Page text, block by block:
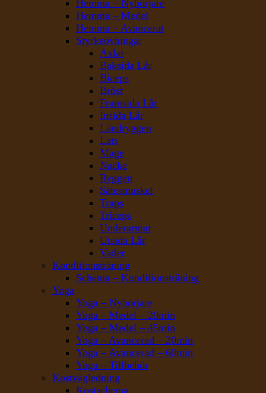
Hemma – Nybörjare
Hemma – Medel
Hemma – Avancerat
Styrkeövningar
Axlar
Baksida Lår
Biceps
Bröst
Framsida Lår
Insida Lår
Ländryggen
Lats
Mage
Nacke
Ryggen
Sätesmuskel
Traps
Triceps
Underarmar
Utsida Lår
Vader
Konditionsträning
Schema – Konditionsträning
Yoga
Yoga – Nybörjare
Yoga – Medel – 20min
Yoga – Medel – 45min
Yoga – Avancerad – 20min
Yoga – Avancerad – 60min
Yoga – Tillbehör
Kostvägledning
Kostschema